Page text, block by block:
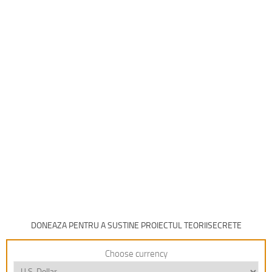
DONEAZA PENTRU A SUSTINE PROIECTUL TEORIISECRETE
Choose currency